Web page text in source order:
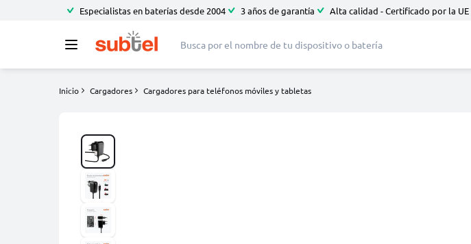
Especialistas en baterías desde 2004 3 años de garantía Alta calidad - Certificado por la UE
Inicio Cargadores Cargadores para teléfonos móviles y tabletas